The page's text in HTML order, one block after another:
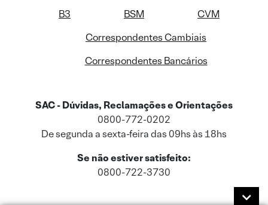
B3 BSM
CVM
Correspondentes Cambiais
Correspondentes Bancários
SAC - Dúvidas, Reclamações e Orientações
0800-772-0202
De segunda a sexta-feira das 09hs às 18hs
Se não estiver satisfeito:
0800-722-3730